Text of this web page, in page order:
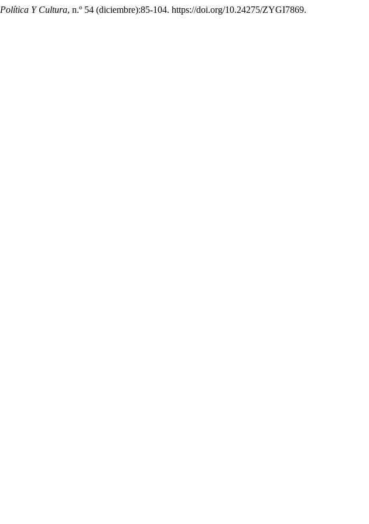
Política Y Cultura, n.º 54 (diciembre):85-104. https://doi.org/10.24275/ZYGI7869.